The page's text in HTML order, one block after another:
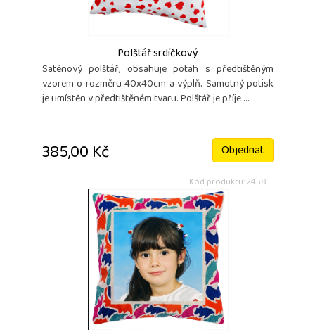
Polštář srdíčkový
Saténový polštář, obsahuje potah s předtištěným
vzorem o rozměru 40x40cm a výplň. Samotný potisk
je umístěn v předtištěném tvaru. Polštář je příje ...
385,00 Kč Objednat
Kód produktu: 2458